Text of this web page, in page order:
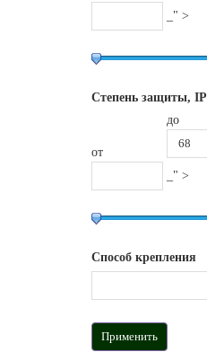
_" >
Степень защиты, IP
от
до
_" >
Способ крепления